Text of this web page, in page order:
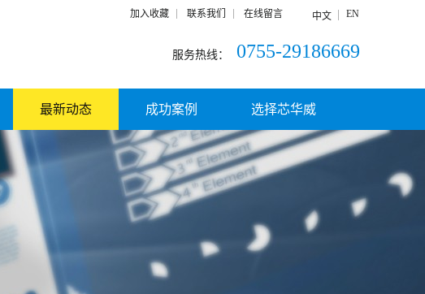
加入收藏 联系我们 在线留言 中文 EN
服务热线： 0755-29186669
最新动态 成功案例 选择芯华威